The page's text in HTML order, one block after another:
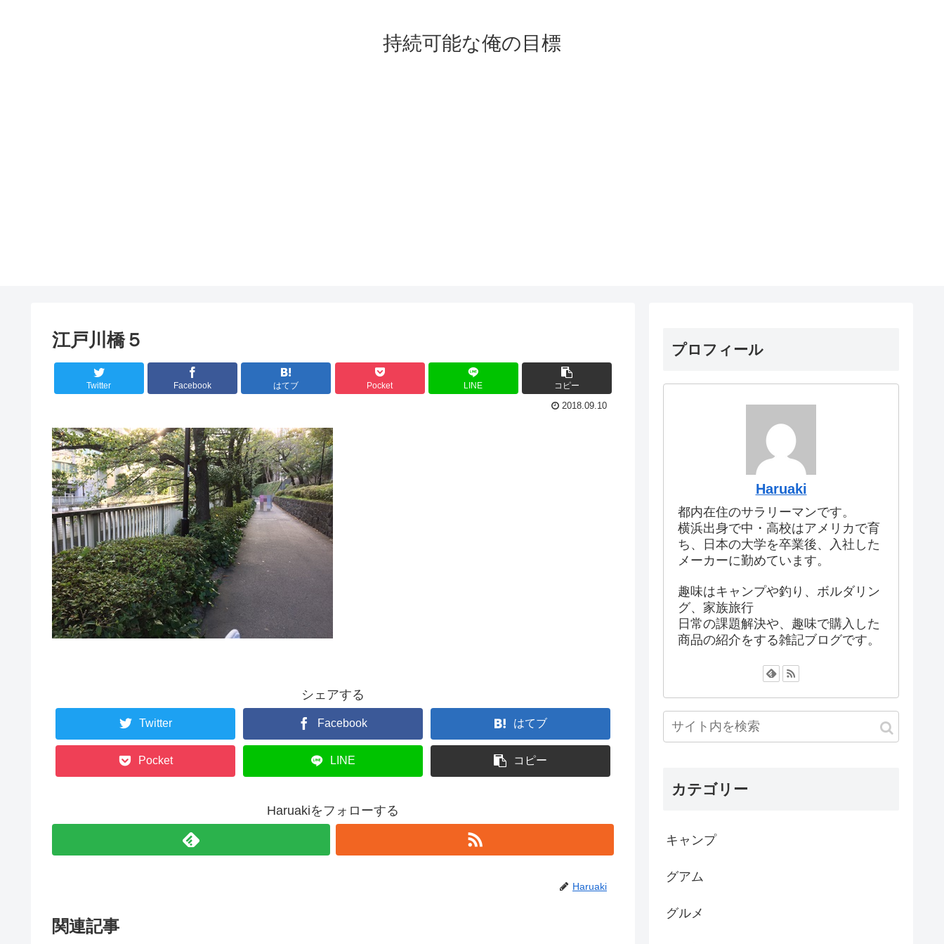
持続可能な俺の目標
江戸川橋５
Twitter Facebook はてブ Pocket LINE コピー
2018.09.10
シェアする
Twitter Facebook はてブ
Pocket LINE コピー
Haruakiをフォローする
Haruaki
関連記事
プロフィール
Haruaki
都内在住のサラリーマンです。
横浜出身で中・高校はアメリカで育
ち、日本の大学を卒業後、入社した
メーカーに勤めています。
趣味はキャンプや釣り、ボルダリン
グ、家族旅行
日常の課題解決や、趣味で購入した
商品の紹介をする雑記ブログです。
カテゴリー
キャンプ
グアム
グルメ